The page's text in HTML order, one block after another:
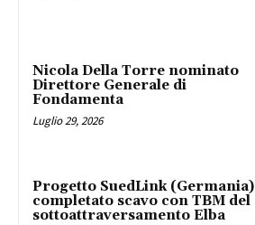
Nicola Della Torre nominato
Direttore Generale di
Fondamenta
Luglio 29, 2026
Progetto SuedLink (Germania)
completato scavo con TBM del
sottoattraversamento Elba